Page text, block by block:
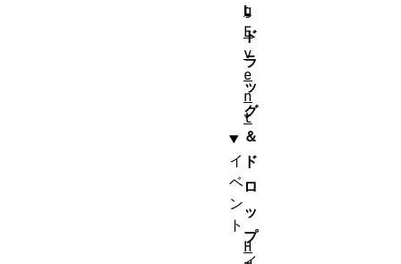
L
ド
ラ
ッ
グ
＆
ド
ロ
ッ
プ
g
E
v
e
n
t
イ
ベ
ン
ト
H